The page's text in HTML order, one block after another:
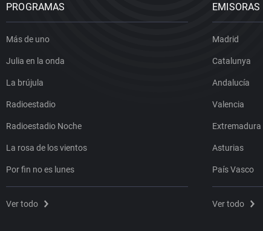
PROGRAMAS
Más de uno
Julia en la onda
La brújula
Radioestadio
Radioestadio Noche
La rosa de los vientos
Por fin no es lunes
Ver todo
EMISORAS
Madrid
Catalunya
Andalucía
Valencia
Extremadura
Asturias
País Vasco
Ver todo